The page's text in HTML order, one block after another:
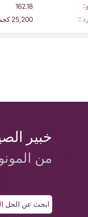
162.18
::
25,200 كجم/برميل
خبير
من
ابحث عن الحل